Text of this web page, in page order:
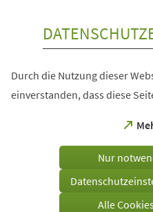
Durch die Nutzung dieser
einverstanden, dass diese
einem
Tab)
Nur
Alle